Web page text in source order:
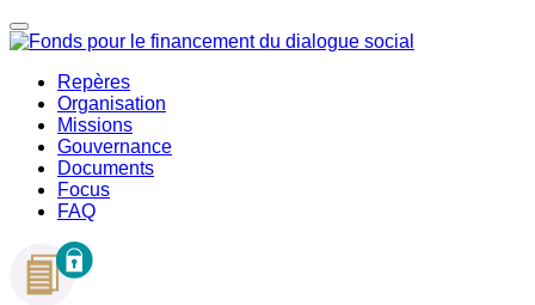
Repères
Organisation
Missions
Gouvernance
Documents
Focus
FAQ